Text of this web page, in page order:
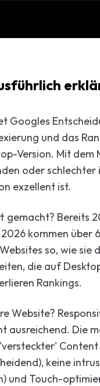
Googles
und das
Version. Mit
oder
exzellent ist.
gemacht? Bereits
kommen über
so, wie sie
die auf
Rankings.
Website?
Die
keine
und Touch-